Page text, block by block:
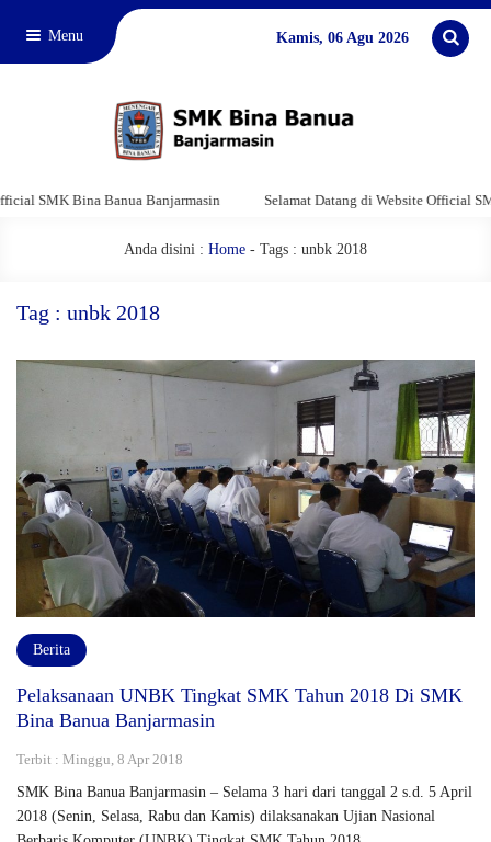
Menu Kamis, 06 Agu 2026
SMK Bina Banua Banjarmasin Selamat Datang di Website Official SMK
Anda disini : Home - Tags : unbk 2018
Tag : unbk 2018
Berita
Pelaksanaan UNBK Tingkat SMK Tahun 2018 Di SMK
Bina Banua Banjarmasin
Terbit : Minggu, 8 Apr 2018
SMK Bina Banua Banjarmasin – Selama 3 hari dari tanggal 2 s.d. 5 April
2018 (Senin, Selasa, Rabu dan Kamis) dilaksanakan Ujian Nasional